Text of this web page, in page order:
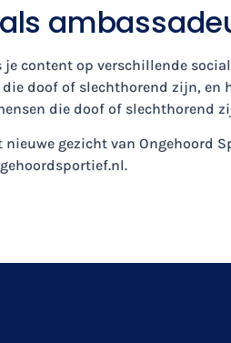
content op verschillende
doof of slechthorend zijn, en
die doof of slechthorend
gezicht van Ongehoord
.